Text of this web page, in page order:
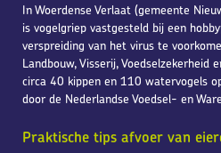
In Woerdense Verlaat (gemeente
is vogelgriep vastgesteld bij een
verspreiding van het virus te
Landbouw, Visserij, Voedselzekerheid
circa 40 kippen en 110 watervogels
door de Nederlandse Voedsel- en
Praktische tips afvoer van